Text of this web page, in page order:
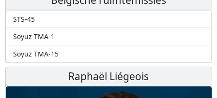
STS-45
Soyuz TMA-1
Soyuz TMA-15
Raphaël Liégeois